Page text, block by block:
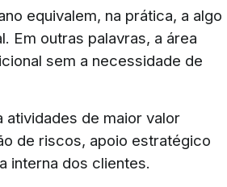
equivalem, na prática, a algo
Em outras palavras, a área
sem a necessidade de
atividades de maior valor
de riscos, apoio estratégico
interna dos clientes.